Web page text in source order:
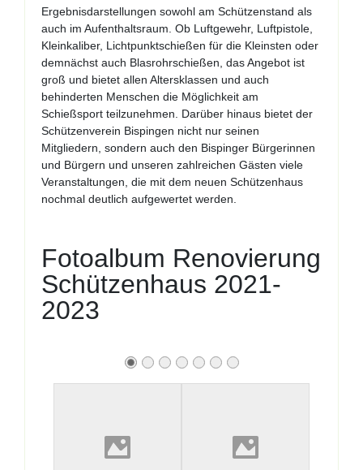
Ergebnisdarstellungen sowohl am Schützenstand als
auch im Aufenthaltsraum. Ob Luftgewehr, Luftpistole,
Kleinkaliber, Lichtpunktschießen für die Kleinsten oder
demnächst auch Blasrohrschießen, das Angebot ist
groß und bietet allen Altersklassen und auch
behinderten Menschen die Möglichkeit am
Schießsport teilzunehmen. Darüber hinaus bietet der
Schützenverein Bispingen nicht nur seinen
Mitgliedern, sondern auch den Bispinger Bürgerinnen
und Bürgern und unseren zahlreichen Gästen viele
Veranstaltungen, die mit dem neuen Schützenhaus
nochmal deutlich aufgewertet werden.
Fotoalbum Renovierung
Schützenhaus 2021-
2023